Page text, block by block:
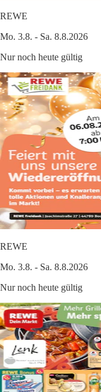
REWE
Mo. 3.8. - Sa. 8.8.2026
Nur noch heute gültig
REWE
Mo. 3.8. - Sa. 8.8.2026
Nur noch heute gültig